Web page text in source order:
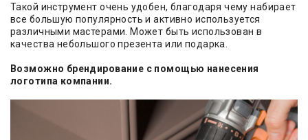
Такой инструмент очень удобен, благодаря чему набирает
все большую популярность и активно используется
различными мастерами. Может быть использован в
качества небольшого презента или подарка.
Возможно брендирование с помощью нанесения
логотипа компании.